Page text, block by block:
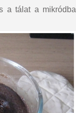
a tálat a mikródba